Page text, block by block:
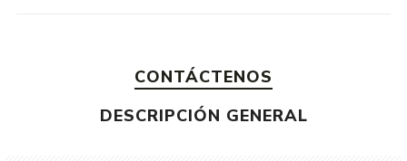
CONTÁCTENOS
DESCRIPCIÓN GENERAL